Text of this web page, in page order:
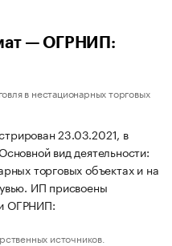
— ОГРНИП:
в нестационарных торговых
23.03.2021, в
вид деятельности:
торговых объектах и на
ИП присвоены
ОГРНИП:
источников.